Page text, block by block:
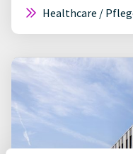
Healthcare /